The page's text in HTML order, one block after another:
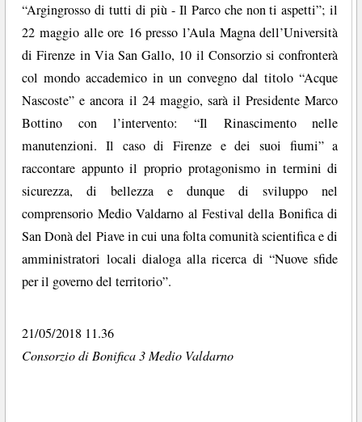
“Argingrosso di tutti di più - Il Parco che non ti aspetti”; il
22 maggio alle ore 16 presso l’Aula Magna dell’Università
di Firenze in Via San Gallo, 10 il Consorzio si confronterà
col mondo accademico in un convegno dal titolo “Acque
Nascoste” e ancora il 24 maggio, sarà il Presidente Marco
Bottino con l’intervento: “Il Rinascimento nelle
manutenzioni. Il caso di Firenze e dei suoi fiumi” a
raccontare appunto il proprio protagonismo in termini di
sicurezza, di bellezza e dunque di sviluppo nel
comprensorio Medio Valdarno al Festival della Bonifica di
San Donà del Piave in cui una folta comunità scientifica e di
amministratori locali dialoga alla ricerca di “Nuove sfide
per il governo del territorio”.
21/05/2018 11.36
Consorzio di Bonifica 3 Medio Valdarno